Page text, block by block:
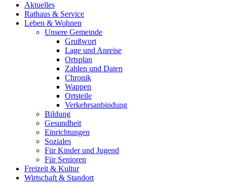
Aktuelles
Rathaus & Service
Leben & Wohnen
Unsere Gemeinde
Grußwort
Lage und Anreise
Ortsplan
Zahlen und Daten
Chronik
Wappen
Ortsteile
Verkehrsanbindung
Bildung
Gesundheit
Einrichtungen
Soziales
Für Kinder und Jugend
Für Senioren
Freizeit & Kultur
Wirtschaft & Standort